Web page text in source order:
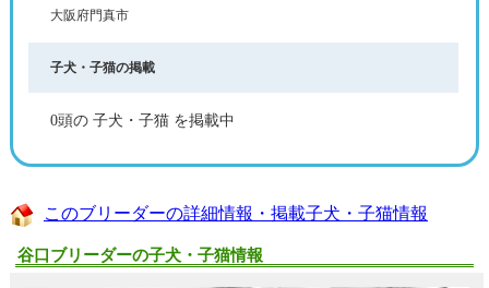
大阪府門真市
子犬・子猫の掲載
0頭の 子犬・子猫 を掲載中
このブリーダーの詳細情報・掲載子犬・子猫情報
谷口ブリーダーの子犬・子猫情報